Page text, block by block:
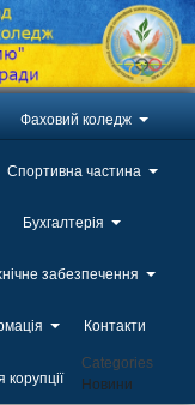
Фаховий коледж
Спортивна частина
Бухгалтерія
забезпечення
Контакти
корупції
Categories
Новини